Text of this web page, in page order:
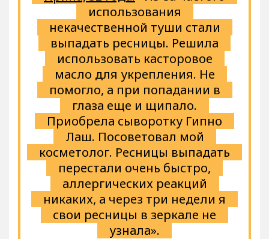
использования
некачественной туши стали
выпадать ресницы. Решила
использовать касторовое
масло для укрепления. Не
помогло, а при попадании в
глаза еще и щипало.
Приобрела сыворотку Гипно
Лаш. Посоветовал мой
косметолог. Ресницы выпадать
перестали очень быстро,
аллергических реакций
никаких, а через три недели я
свои ресницы в зеркале не
узнала».